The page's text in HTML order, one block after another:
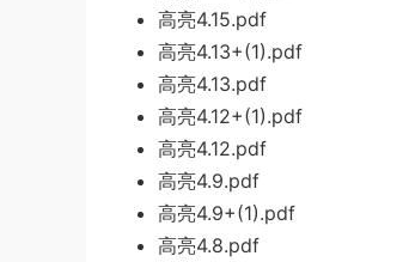
高亮4.15.pdf
高亮4.13+(1).pdf
高亮4.13.pdf
高亮4.12+(1).pdf
高亮4.12.pdf
高亮4.9.pdf
高亮4.9+(1).pdf
高亮4.8.pdf